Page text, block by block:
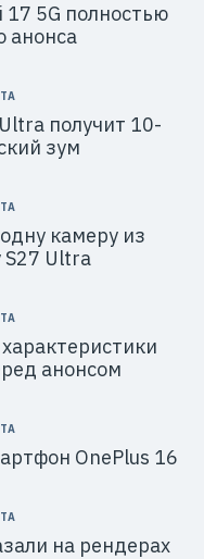
17 5G полностью
анонса
получит 10-
зум
камеру из
S27 Ultra
анонсом
OnePlus 16
на рендерах